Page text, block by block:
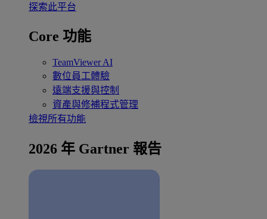
探索此平台
Core 功能
TeamViewer AI
數位員工體驗
遠端支援與控制
資產與修補程式管理
檢視所有功能
2026 年 Gartner 報告